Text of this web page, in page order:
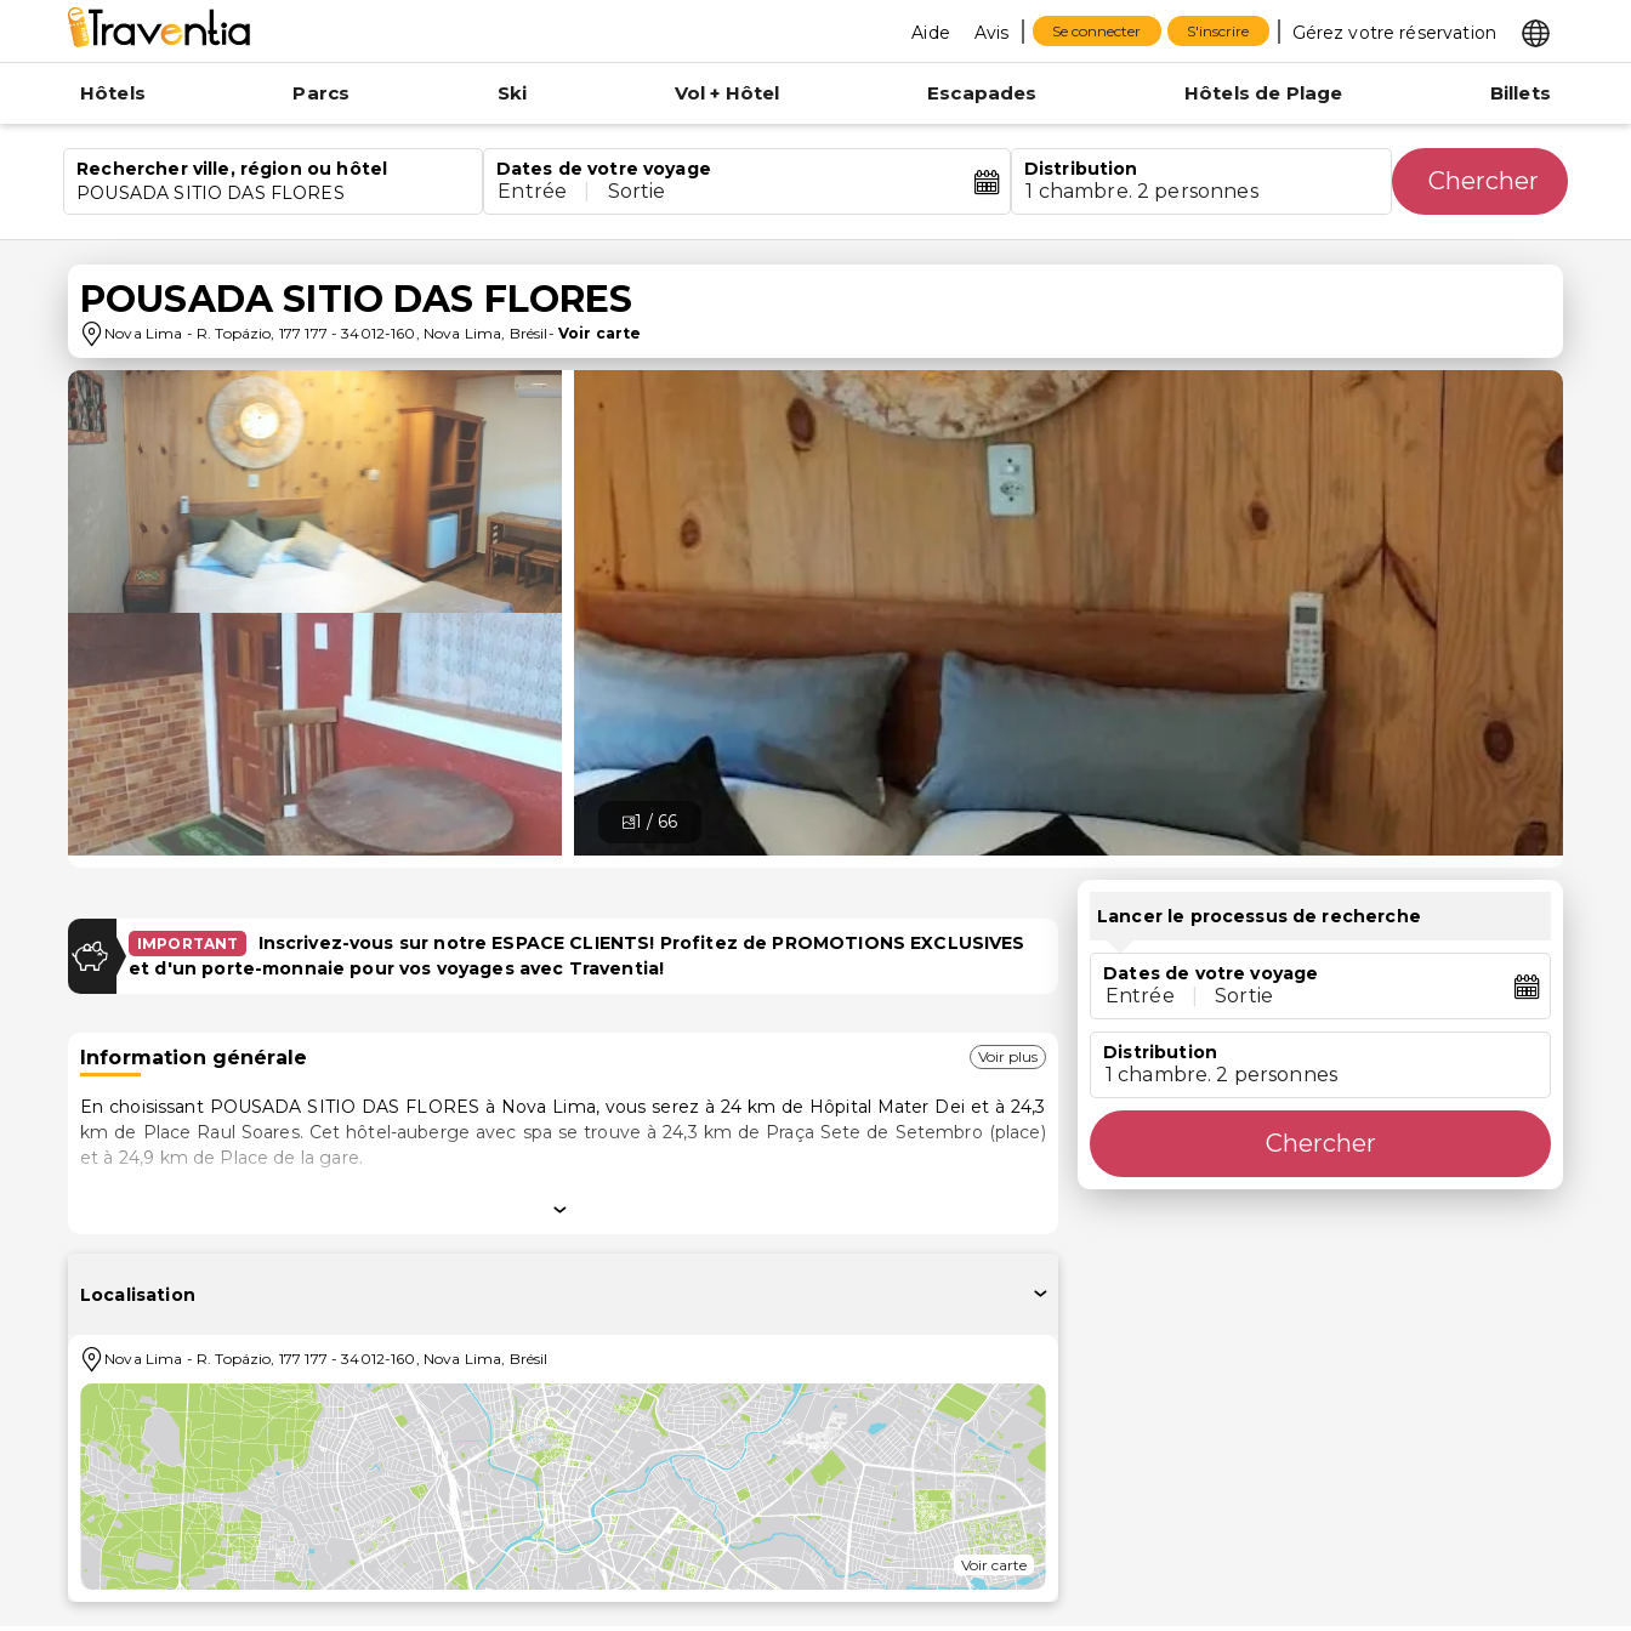
Aide Avis Se connecter S'inscrire Gérez votre réservation
Hôtels Parcs Ski Vol + Hôtel Escapades Hôtels de Plage Billets
Rechercher ville, région ou hôtel
POUSADA SITIO DAS FLORES
Dates de votre voyage
Entrée Sortie
Distribution
1 chambre. 2 personnes Chercher
POUSADA SITIO DAS FLORES
Nova Lima - R. Topázio, 177 177 -34012-160, Nova Lima, Brésil- Voir carte
1 / 66
IMPORTANT
Inscrivez-vous sur notre ESPACE CLIENTS! Profitez de PROMOTIONS EXCLUSIVES
et d'un porte-monnaie pour vos voyages avec Traventia!
Information générale Voir plus
En choisissant POUSADA SITIO DAS FLORES à Nova Lima, vous serez à 24 km de Hôpital Mater Dei et à 24,3
km de Place Raul Soares. Cet hôtel-auberge avec spa se trouve à 24,3 km de Praça Sete de Setembro (place)
et à 24,9 km de Place de la gare.
Avec une décoration personnalisée, les 7 chambres de l'hébergement vous invitent à la détente et
bureau et un coin salon séparé. Le service d'entretien est assuré sur demande.
services offerts par cet hôtel-auberge vous trouvez également l'accès Wi-Fi à Internet gratuit, une aire de
pique-nique et des barbecues à charbon.
Vous pourrez reprendre des forces à restaurant ou dans un des un café de cet hôtel-auberge. Pour bien finir la
journée, vous trouverez sur place un bar / salon. Un petit-déjeuner buffet gratuit est servi tous les jours de
08 h 00 à 10 h 00.
La réception n'est pas ouverte en continu. Un parking aux horaires limités est disponible dans l'enceinte de
l'hébergement.
Localisation
Nova Lima - R. Topázio, 177 177 -34012-160, Nova Lima, Brésil
Voir carte
Lancer le processus de recherche
Dates de votre voyage
Entrée Sortie
Distribution
1 chambre. 2 personnes
Chercher